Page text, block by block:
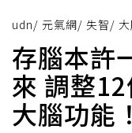
udn/ 元氣網/ 失智/
存腦本許
來 調整
大腦功能！